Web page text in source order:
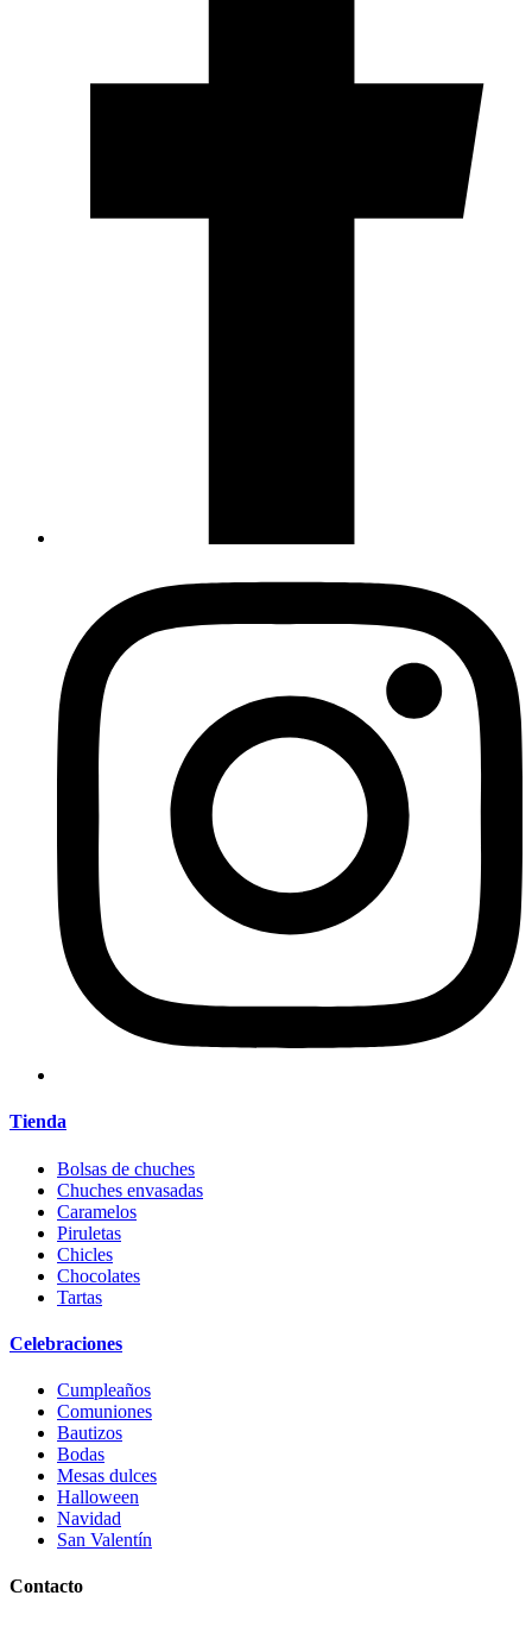
Tienda
Bolsas de chuches
Chuches envasadas
Caramelos
Piruletas
Chicles
Chocolates
Tartas
Celebraciones
Cumpleaños
Comuniones
Bautizos
Bodas
Mesas dulces
Halloween
Navidad
San Valentín
Contacto